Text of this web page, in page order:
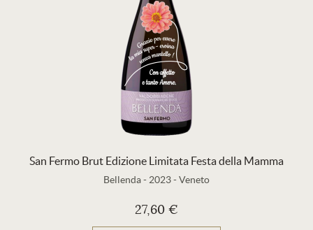
San Fermo Brut Edizione Limitata Festa della Mamma
Bellenda- 2023-Veneto
27,60 €